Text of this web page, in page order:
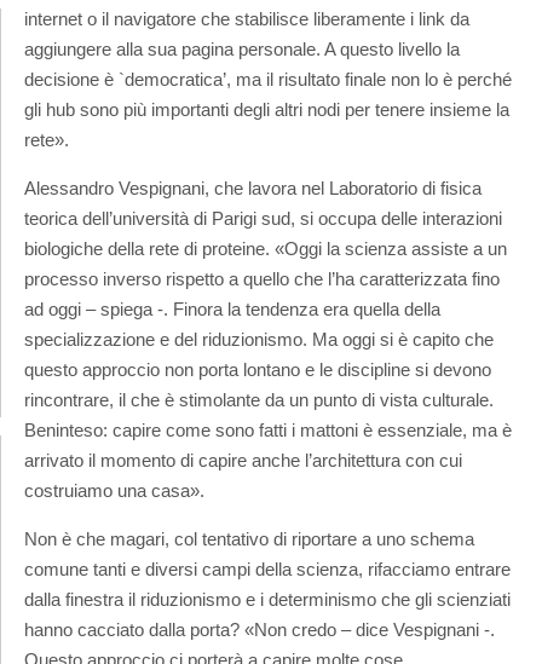
internet o il navigatore che stabilisce liberamente i link da
aggiungere alla sua pagina personale. A questo livello la
decisione è `democratica’, ma il risultato finale non lo è perché
gli hub sono più importanti degli altri nodi per tenere insieme la
rete».
Alessandro Vespignani, che lavora nel Laboratorio di fisica
teorica dell’università di Parigi sud, si occupa delle interazioni
biologiche della rete di proteine. «Oggi la scienza assiste a un
processo inverso rispetto a quello che l’ha caratterizzata fino
ad oggi – spiega -. Finora la tendenza era quella della
specializzazione e del riduzionismo. Ma oggi si è capito che
questo approccio non porta lontano e le discipline si devono
rincontrare, il che è stimolante da un punto di vista culturale.
Beninteso: capire come sono fatti i mattoni è essenziale, ma è
arrivato il momento di capire anche l’architettura con cui
costruiamo una casa».
Non è che magari, col tentativo di riportare a uno schema
comune tanti e diversi campi della scienza, rifacciamo entrare
dalla finestra il riduzionismo e i determinismo che gli scienziati
hanno cacciato dalla porta? «Non credo – dice Vespignani -.
Questo approccio ci porterà a capire molte cose